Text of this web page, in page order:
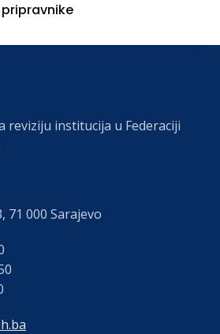
reviziju institucija u Federaciji
71 000 Sarajevo